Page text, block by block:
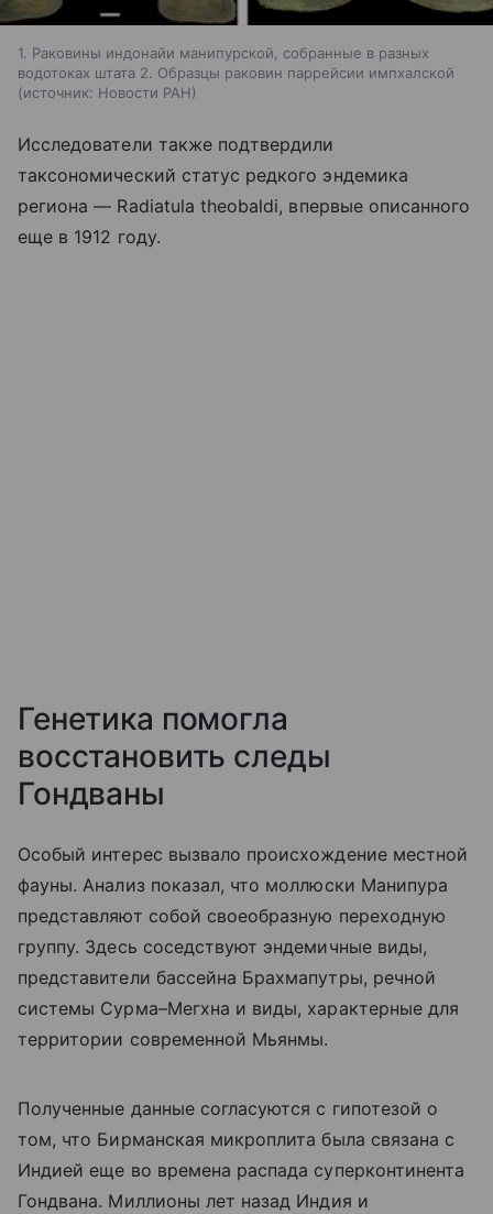
1. Раковины индонайи манипурской, собранные в разных
водотоках штата 2. Образцы раковин паррейсии импхалской
источник: Новости РАН
Исследователи также подтвердили
таксономический статус редкого эндемика
региона — Radiatula theobaldi, впервые описанного
еще в 1912 году.
Генетика помогла
восстановить следы
Гондваны
Особый интерес вызвало происхождение местной
фауны. Анализ показал, что моллюски Манипура
представляют собой своеобразную переходную
группу. Здесь соседствуют эндемичные виды,
представители бассейна Брахмапутры, речной
системы Сурма–Мегхна и виды, характерные для
территории современной Мьянмы.
Полученные данные согласуются с гипотезой о
том, что Бирманская микроплита была связана с
Индией еще во времена распада суперконтинента
Гондвана. Миллионы лет назад Индия и